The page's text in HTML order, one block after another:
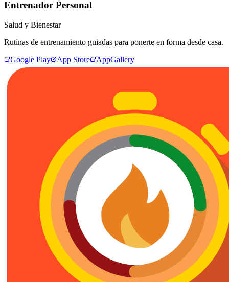
Entrenador Personal
Salud y Bienestar
Rutinas de entrenamiento guiadas para ponerte en forma desde casa.
Google Play
App Store AppGallery